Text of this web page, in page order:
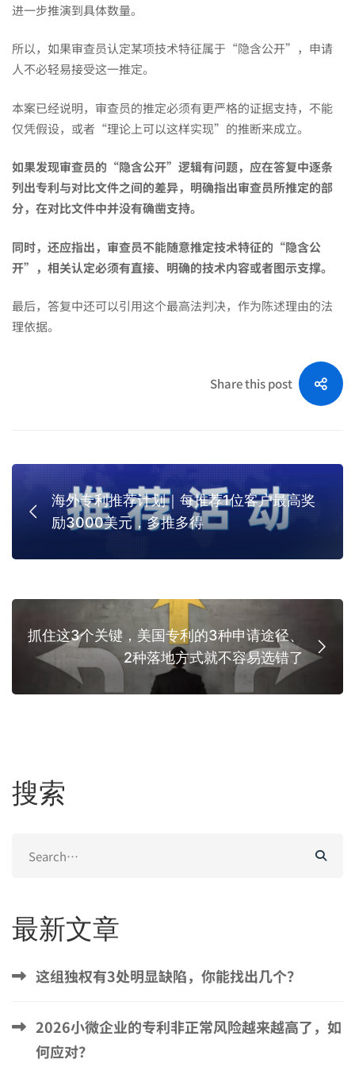
进一步推演到具体数量。
所以，如果审查员认定某项技术特征属于“隐含公开”，申请
人不必轻易接受这一推定。
本案已经说明，审查员的推定必须有更严格的证据支持，不能
仅凭假设，或者“理论上可以这样实现”的推断来成立。
如果发现审查员的“隐含公开”逻辑有问题，应在答复中逐条
列出专利与对比文件之间的差异，明确指出审查员所推定的部
分，在对比文件中并没有确凿支持。
同时，还应指出，审查员不能随意推定技术特征的“隐含公
开”，相关认定必须有直接、明确的技术内容或者图示支撑。
最后，答复中还可以引用这个最高法判决，作为陈述理由的法
理依据。
Share this post
海外专利推荐计划｜每推荐1位客户最高奖
励3000美元，多推多得
抓住这3个关键，美国专利的3种申请途径、
2种落地方式就不容易选错了
搜索
for:
最新文章
这组独权有3处明显缺陷，你能找出几个？
2026小微企业的专利非正常风险越来越高了，如
何应对？